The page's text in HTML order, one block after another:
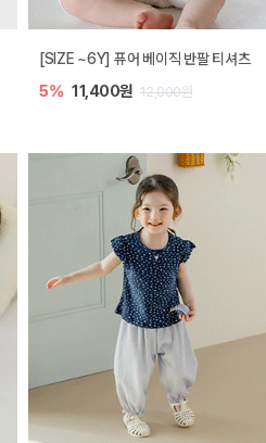
[SIZE ~6Y] 퓨어 베이직 반팔 티셔츠
5% 11,400원 12,000원